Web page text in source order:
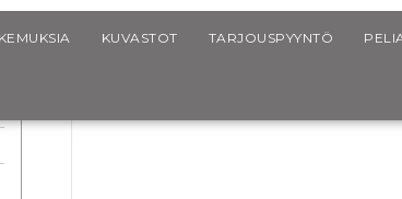
KUVASTOT TARJOUSPYYNTÖ